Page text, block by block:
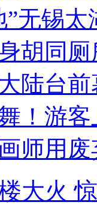
”无锡
胡同
陆台
！游客
师用
大火